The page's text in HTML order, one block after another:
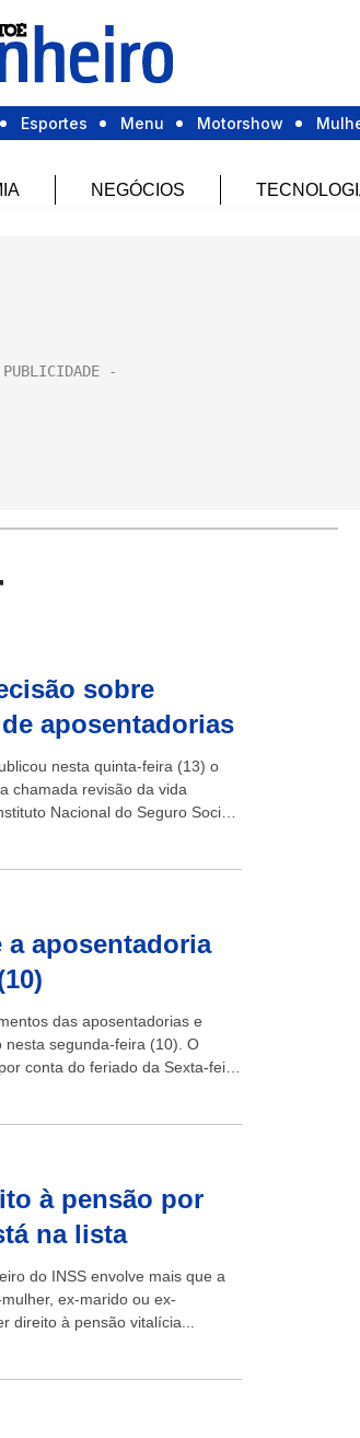
Esportes Menu Motorshow
NEGÓCIOS
sobre
aposentadorias
nesta quinta-feira (13) o
chamada revisão da vida
Nacional do Seguro Social
a aposentadoria
das aposentadorias e
nesta segunda-feira (10). O
conta do feriado da Sexta-feira
à pensão por
na lista
do INSS envolve mais que a
ex-marido ou ex-
direito à pensão vitalícia...